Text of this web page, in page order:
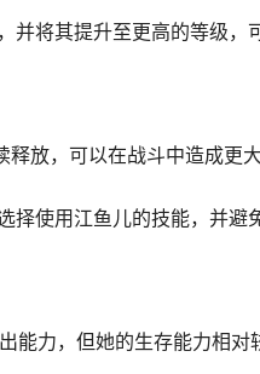
将其提升至更高的等级，
放，可以在战斗中造成更大
使用江鱼儿的技能，并避
能力，但她的生存能力相